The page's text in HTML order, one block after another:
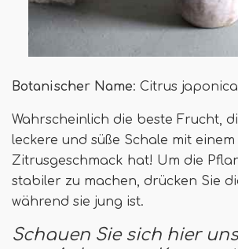
Botanischer Name: Citrus japonica
Wahrscheinlich die beste Frucht,
leckere und süße Schale mit
Zitrusgeschmack hat! Um die
stabiler zu machen, drücken Sie
während sie jung ist.
Schauen Sie sich hier